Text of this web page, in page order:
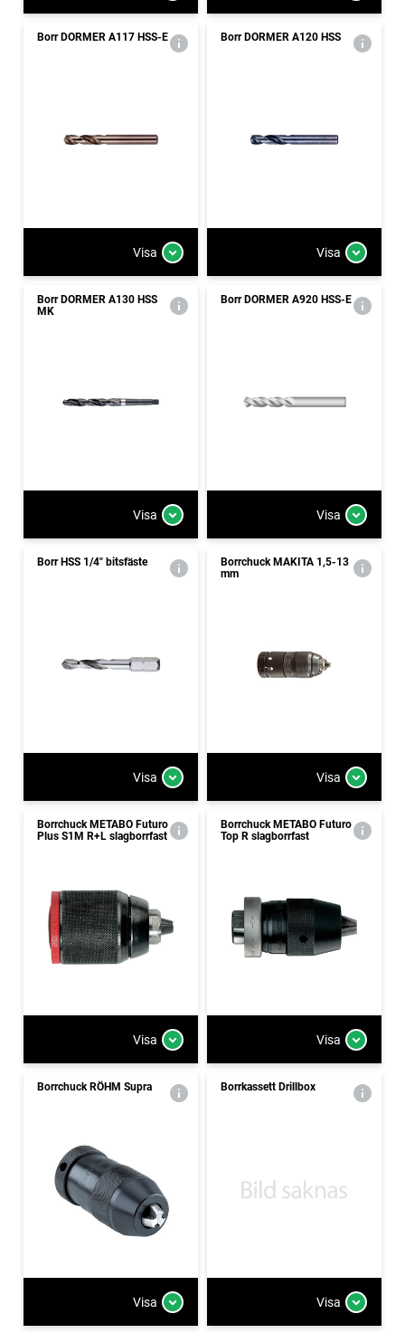
Borr DORMER A117 HSS-E
Visa
Borr DORMER A120 HSS
Visa
Borr DORMER A130 HSS
MK
Visa
Borr DORMER A920 HSS-E
Visa
Borr HSS 1/4" bitsfäste
Visa
Borrchuck MAKITA 1,5-13
mm
Visa
Borrchuck METABO Futuro
Plus S1M R+L slagborrfast
Visa
Borrchuck METABO Futuro
Top R slagborrfast
Visa
Borrchuck RÖHM Supra
Visa
Borrkassett Drillbox
Visa